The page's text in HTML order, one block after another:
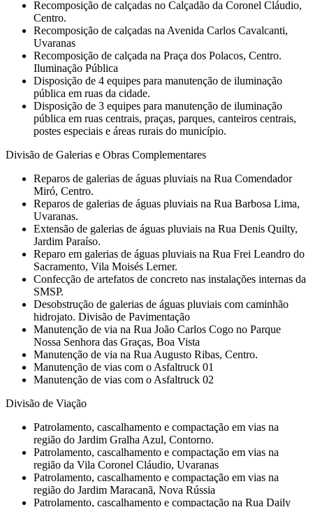
Recomposição de calçadas no Calçadão da Coronel Cláudio,
Centro.
Recomposição de calçadas na Avenida Carlos Cavalcanti,
Uvaranas
Recomposição de calçada na Praça dos Polacos, Centro.
Iluminação Pública
Disposição de 4 equipes para manutenção de iluminação
pública em ruas da cidade.
Disposição de 3 equipes para manutenção de iluminação
pública em ruas centrais, praças, parques, canteiros centrais,
postes especiais e áreas rurais do município.
Divisão de Galerias e Obras Complementares
Reparos de galerias de águas pluviais na Rua Comendador
Miró, Centro.
Reparos de galerias de águas pluviais na Rua Barbosa Lima,
Uvaranas.
Extensão de galerias de águas pluviais na Rua Denis Quilty,
Jardim Paraíso.
Reparo em galerias de águas pluviais na Rua Frei Leandro do
Sacramento, Vila Moisés Lerner.
Confecção de artefatos de concreto nas instalações internas da
SMSP.
Desobstrução de galerias de águas pluviais com caminhão
hidrojato. Divisão de Pavimentação
Manutenção de via na Rua João Carlos Cogo no Parque
Nossa Senhora das Graças, Boa Vista
Manutenção de via na Rua Augusto Ribas, Centro.
Manutenção de vias com o Asfaltruck 01
Manutenção de vias com o Asfaltruck 02
Divisão de Viação
Patrolamento, cascalhamento e compactação em vias na
região do Jardim Gralha Azul, Contorno.
Patrolamento, cascalhamento e compactação em vias na
região da Vila Coronel Cláudio, Uvaranas
Patrolamento, cascalhamento e compactação em vias na
região do Jardim Maracanã, Nova Rússia
Patrolamento, cascalhamento e compactação na Rua Daily